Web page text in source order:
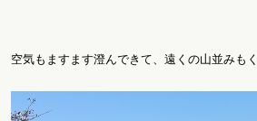
空気もますます澄んできて、遠くの山並みも